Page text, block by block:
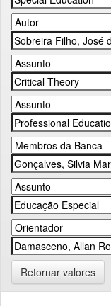
Retornar valores